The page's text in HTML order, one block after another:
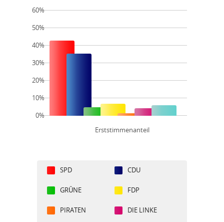
Erststimmenanteil
60%
50%
40%
30%
20%
10%
0%
SPD CDU
GRÜNE FDP
PIRATEN DIE LINKE